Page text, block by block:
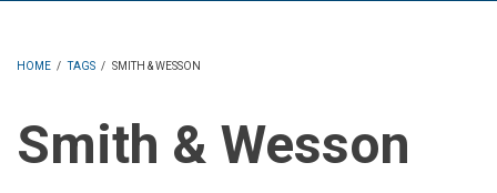
HOME / TAGS / SMITH & WESSON
Smith & Wesson